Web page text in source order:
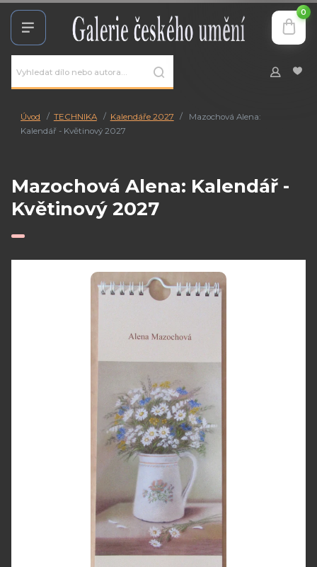
0
Úvod TECHNIKA Kalendáře 2027
Mazochová Alena:
Kalendář - Květinový 2027
Mazochová Alena: Kalendář -
Květinový 2027